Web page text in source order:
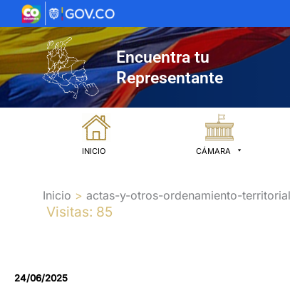
al
contenido
Encuentra tu
Representante
INICIO CÁMARA
Inicio actas-y-otros-ordenamiento-territorial
Visitas: 85
24/06/2025